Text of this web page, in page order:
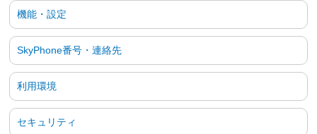
機能・設定
SkyPhone番号・連絡先
利用環境
セキュリティ